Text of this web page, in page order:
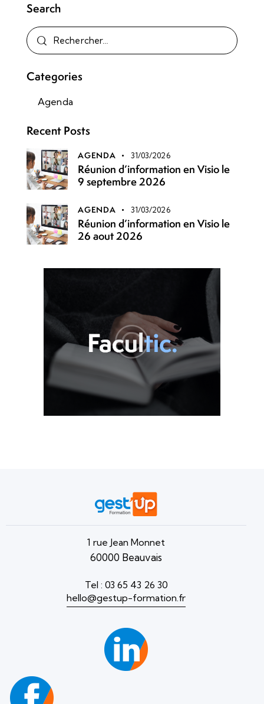
Search
Categories
Agenda
Recent Posts
AGENDA 31/03/2026
Réunion d’information en Visio le
9 septembre 2026
AGENDA 31/03/2026
Réunion d’information en Visio le
26 aout 2026
1 rue Jean Monnet
60000 Beauvais
Tel : 03 65 43 26 30
hello@gestup-formation.fr